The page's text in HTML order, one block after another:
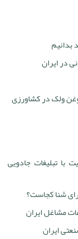
بدانیم
در ایران
با تبلیغات جادویی
شنا کجاست؟
مشاغل ایران
ایران